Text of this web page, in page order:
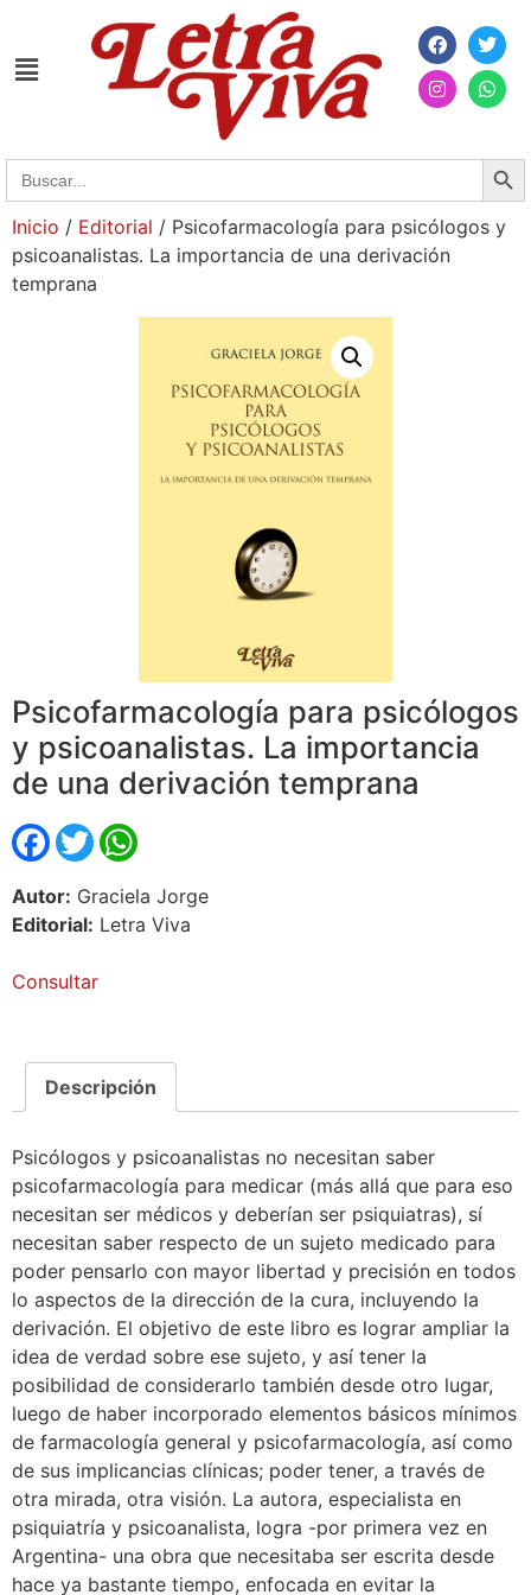
Search
for:
Inicio / Editorial / Psicofarmacología para psicólogos y
psicoanalistas. La importancia de una derivación
temprana
Psicofarmacología para psicólogos
y psicoanalistas. La importancia
de una derivación temprana
Facebook
Twitter
Autor: Graciela Jorge
Editorial: Letra Viva
Consultar
Descripción
Psicólogos y psicoanalistas no necesitan saber
psicofarmacología para medicar (más allá que para eso
necesitan ser médicos y deberían ser psiquiatras), sí
necesitan saber respecto de un sujeto medicado para
poder pensarlo con mayor libertad y precisión en todos
lo aspectos de la dirección de la cura, incluyendo la
derivación. El objetivo de este libro es lograr ampliar la
idea de verdad sobre ese sujeto, y así tener la
posibilidad de considerarlo también desde otro lugar,
luego de haber incorporado elementos básicos mínimos
de farmacología general y psicofarmacología, así como
de sus implicancias clínicas; poder tener, a través de
otra mirada, otra visión. La autora, especialista en
psiquiatría y psicoanalista, logra -por primera vez en
Argentina- una obra que necesitaba ser escrita desde
hace ya bastante tiempo, enfocada en evitar la